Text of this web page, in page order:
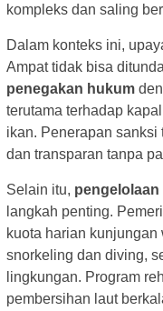
kompleks dan saling
Dalam konteks ini,
Ampat tidak bisa
penegakan hukum
terutama terhadap
ikan. Penerapan sanksi
dan transparan tanpa
Selain itu,
langkah penting.
kuota harian
snorkeling dan diving,
lingkungan. Program
pembersihan laut